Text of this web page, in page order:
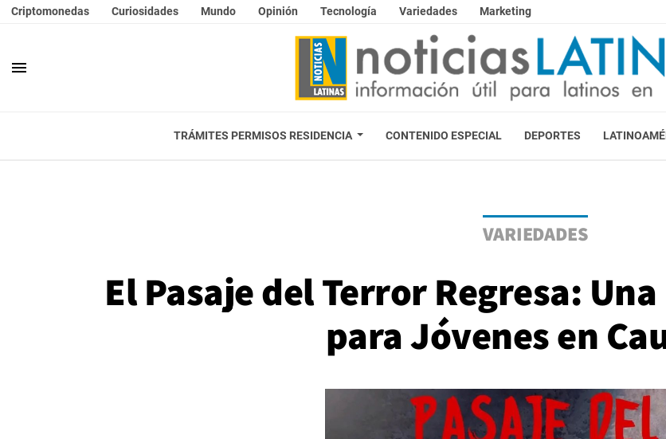
Criptomonedas Curiosidades Mundo Opinión Tecnología Variedades Marketing
menu
TRÁMITES PERMISOS RESIDENCIA CONTENIDO ESPECIAL DEPORTES
VARIEDADES
El Pasaje del Terror Regresa:
para Jóvenes en